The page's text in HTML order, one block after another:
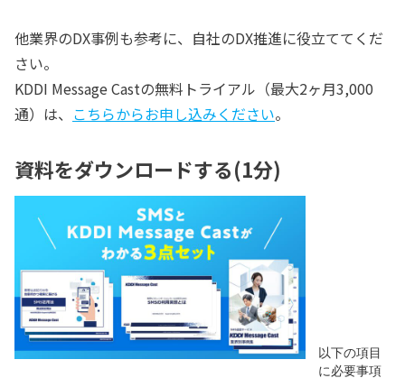
他業界のDX事例も参考に、自社のDX推進に役立ててくだ
さい。
KDDI Message Castの無料トライアル（最大2ヶ月3,000
通）は、 こちらからお申し込みください。
資料をダウンロードする(1分)